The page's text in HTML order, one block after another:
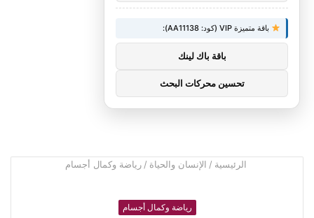
الرئيسية / الإنسان والحياة / رياضة وكمال أجسام
رياضة وكمال أجسام
باقة متميزة VIP (كود: AA11138):
باقة باك لينك
تحسين محركات البحث